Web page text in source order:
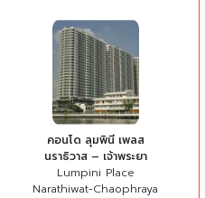
คอนโด ลุมพินี เพลส
นราธิวาส – เจ้าพระยา
Lumpini Place
Narathiwat-Chaophraya